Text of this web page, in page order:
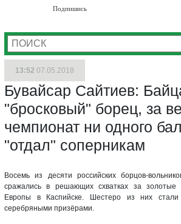
Подпишись
13:52 07.05.2018
Бувайсар Сайтиев:
"бросковый" борец, за
чемпионат ни одного
"отдал" соперникам
Восемь из десяти российских борцов-
сражались в решающих схватках за золотые
Европы в Каспийске. Шестеро из них
серебряными призёрами.